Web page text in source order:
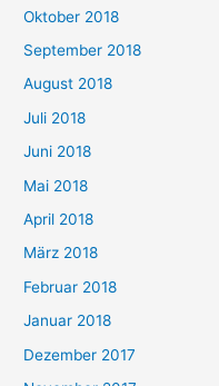
Oktober 2018
September 2018
August 2018
Juli 2018
Juni 2018
Mai 2018
April 2018
März 2018
Februar 2018
Januar 2018
Dezember 2017